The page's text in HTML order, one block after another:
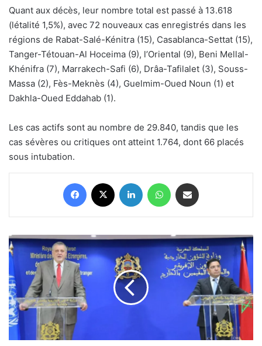
Quant aux décès, leur nombre total est passé à 13.618
(létalité 1,5%), avec 72 nouveaux cas enregistrés dans les
régions de Rabat-Salé-Kénitra (15), Casablanca-Settat (15),
Tanger-Tétouan-Al Hoceima (9), l’Oriental (9), Beni Mellal-
Khénifra (7), Marrakech-Safi (6), Drâa-Tafilalet (3), Souss-
Massa (2), Fès-Meknès (4), Guelmim-Oued Noun (1) et
Dakhla-Oued Eddahab (1).
Les cas actifs sont au nombre de 29.840, tandis que les
cas sévères ou critiques ont atteint 1.764, dont 66 placés
sous intubation.
Facebook Linkedin WhatsApp
Libye:
le
ministre
marocain
des
AE
souligne
la
nécessité